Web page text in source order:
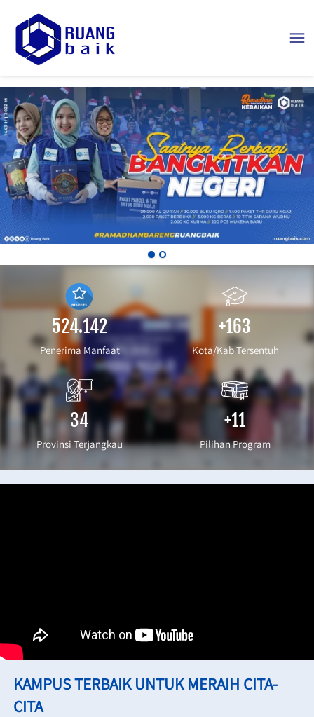
524.142
Penerima Manfaat
+163
Kota/Kab Tersentuh
34
Provinsi Terjangkau
+11
Pilihan Program
KAMPUS TERBAIK UNTUK MERAIH CITA-
CITA